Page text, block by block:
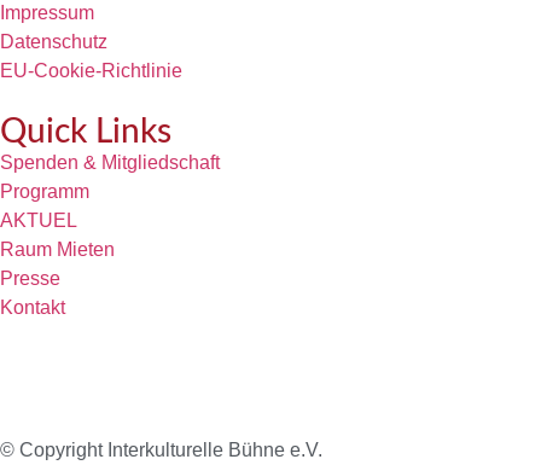
Impressum
Datenschutz
EU-Cookie-Richtlinie
Quick Links
Spenden & Mitgliedschaft
Programm
AKTUEL
Raum Mieten
Presse
Kontakt
© Copyright Interkulturelle Bühne e.V.